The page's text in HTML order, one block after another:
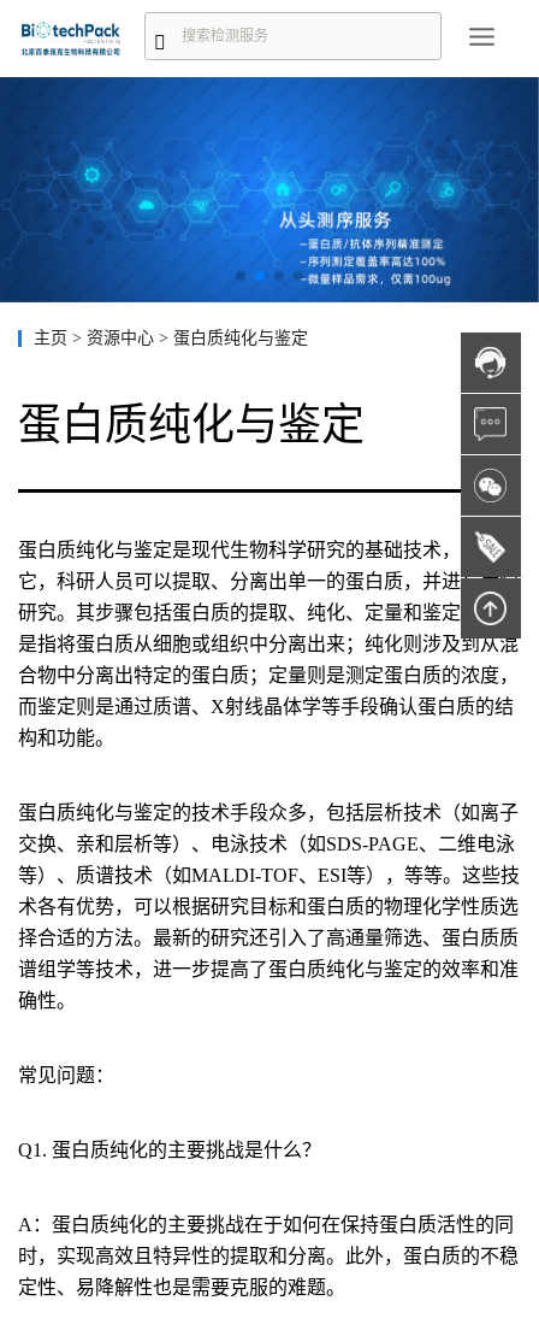
主页 > 资源中心 > 蛋白质纯化与鉴定
蛋白质纯化与鉴定
蛋白质纯化与鉴定是现代生物科学研究的基础技术，通过
它，科研人员可以提取、分离出单一的蛋白质，并进行后续
研究。其步骤包括蛋白质的提取、纯化、定量和鉴定。提取
是指将蛋白质从细胞或组织中分离出来；纯化则涉及到从混
合物中分离出特定的蛋白质；定量则是测定蛋白质的浓度，
而鉴定则是通过质谱、X射线晶体学等手段确认蛋白质的结
构和功能。
蛋白质纯化与鉴定的技术手段众多，包括层析技术（如离子
交换、亲和层析等）、电泳技术（如SDS-PAGE、二维电泳
等）、质谱技术（如MALDI-TOF、ESI等），等等。这些技
术各有优势，可以根据研究目标和蛋白质的物理化学性质选
择合适的方法。最新的研究还引入了高通量筛选、蛋白质质
谱组学等技术，进一步提高了蛋白质纯化与鉴定的效率和准
确性。
常见问题：
Q1. 蛋白质纯化的主要挑战是什么？
A：蛋白质纯化的主要挑战在于如何在保持蛋白质活性的同
时，实现高效且特异性的提取和分离。此外，蛋白质的不稳
定性、易降解性也是需要克服的难题。